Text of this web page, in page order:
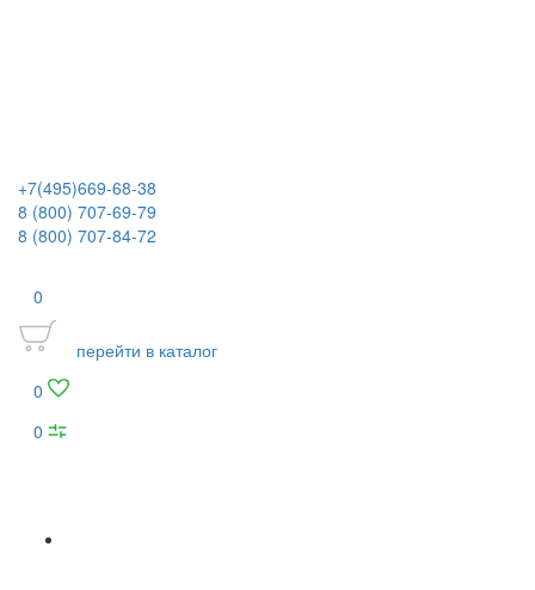
+7(495)669-68-38
8 (800) 707-69-79
8 (800) 707-84-72
0
перейти в каталог
0
0